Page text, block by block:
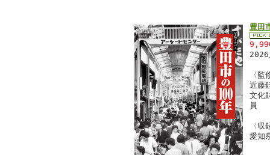
豊田
〈監
近藤
文化
員
〈収
愛知